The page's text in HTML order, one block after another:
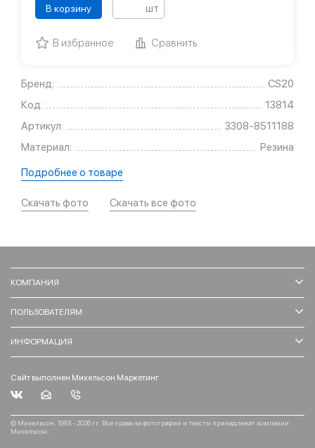
Бренд:
CS20
Код:
13814
Артикул:
3308-8511188
Материал:
Резина
Подробнее о товаре
Скачать фото Скачать все фото
В корзину шт
В избранное Сравнить
КОМПАНИЯ
ПОЛЬЗОВАТЕЛЯМ
ИНФОРМАЦИЯ
Сайт выполнен Михельсон Маркетинг
© Михельсон, 1993 - 2026 гг. Все права на фотографии и тексты принадлежат компании
Михельсон.